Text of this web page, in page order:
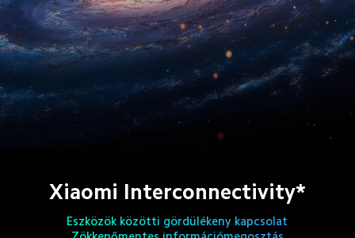
Xiaomi Interconnectivity*
Eszközök közötti gördülékeny kapcsolat